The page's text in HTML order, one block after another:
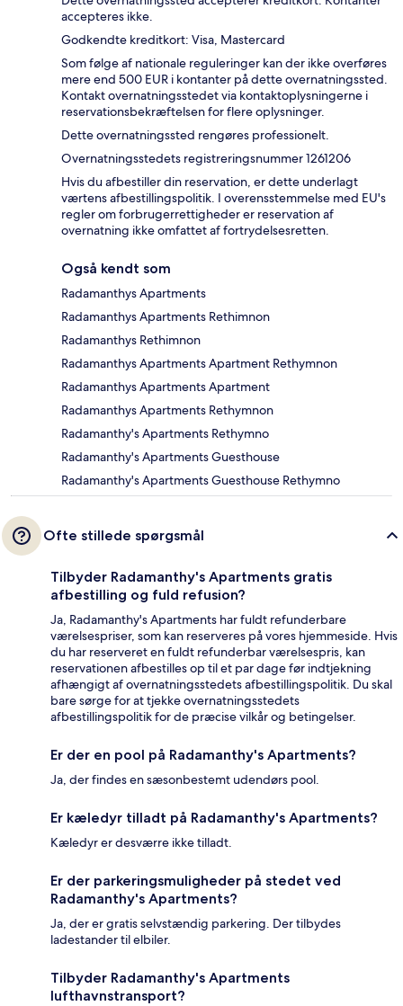
accepteres ikke.
Godkendte kreditkort: Visa, Mastercard
Som følge af nationale reguleringer kan der ikke overføres
mere end 500 EUR i kontanter på dette overnatningssted.
Kontakt overnatningsstedet via kontaktoplysningerne i
reservationsbekræftelsen for flere oplysninger.
Dette overnatningssted rengøres professionelt.
Overnatningsstedets registreringsnummer 1261206
Hvis du afbestiller din reservation, er dette underlagt
værtens afbestillingspolitik. I overensstemmelse med EU's
regler om forbrugerrettigheder er reservation af
overnatning ikke omfattet af fortrydelsesretten.
Også kendt som
Radamanthys Apartments
Radamanthys Apartments Rethimnon
Radamanthys Rethimnon
Radamanthys Apartments Apartment Rethymnon
Radamanthys Apartments Apartment
Radamanthys Apartments Rethymnon
Radamanthy's Apartments Rethymno
Radamanthy's Apartments Guesthouse
Radamanthy's Apartments Guesthouse Rethymno
Ofte stillede spørgsmål
Tilbyder Radamanthy's Apartments gratis
afbestilling og fuld refusion?
Ja, Radamanthy's Apartments har fuldt refunderbare
værelsespriser, som kan reserveres på vores hjemmeside. Hvis
du har reserveret en fuldt refunderbar værelsespris, kan
reservationen afbestilles op til et par dage før indtjekning
afhængigt af overnatningsstedets afbestillingspolitik. Du skal
bare sørge for at tjekke overnatningsstedets
afbestillingspolitik for de præcise vilkår og betingelser.
Er der en pool på Radamanthy's Apartments?
Ja, der findes en sæsonbestemt udendørs pool.
Er kæledyr tilladt på Radamanthy's Apartments?
Kæledyr er desværre ikke tilladt.
Er der parkeringsmuligheder på stedet ved
Radamanthy's Apartments?
Ja, der er gratis selvstændig parkering. Der tilbydes
ladestander til elbiler.
Tilbyder Radamanthy's Apartments
lufthavnstransport?